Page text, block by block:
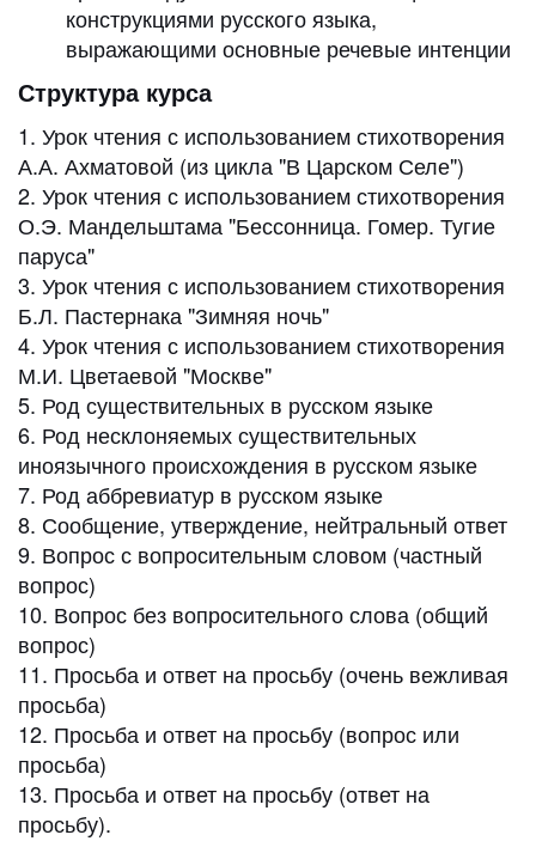
конструкциями русского языка,
выражающими основные речевые интенции
Структура курса
1. Урок чтения с использованием стихотворения
А.А. Ахматовой (из цикла "В Царском Селе")
​2. Урок чтения с использованием стихотворения
О.Э. Мандельштама "Бессонница. Гомер. Тугие
паруса"
3. Урок чтения с использованием стихотворения
Б.Л. Пастернака "Зимняя ночь"
4. Урок чтения с использованием стихотворения
М.И. Цветаевой "Москве"
5. Род существительных в русском языке
6. Род несклоняемых существительных
иноязычного происхождения в русском языке
7. Род аббревиатур в русском языке
8. Сообщение, утверждение, нейтральный ответ
9. Вопрос с вопросительным словом (частный
вопрос)
10. Вопрос без вопросительного слова (общий
вопрос)
11. Просьба и ответ на просьбу (очень вежливая
просьба)
12. Просьба и ответ на просьбу (вопрос или
просьба)
13. Просьба и ответ на просьбу (ответ на
просьбу).